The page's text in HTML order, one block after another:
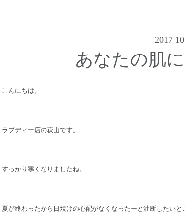
2017
あなたの肌
こんにちは。
ラプディー店の萩山です。
すっかり寒くなりましたね。
夏が終わったから日焼けの心配がなくなったーと油断したい